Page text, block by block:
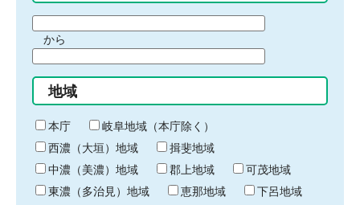
間
始
り
から
間
終
わ
り
地域
本庁
岐阜地域（本庁除く）
西濃（大垣）地域
揖斐地域
中濃（美濃）地域
郡上地域
可茂地域
東濃（多治見）地域
恵那地域
下呂地域